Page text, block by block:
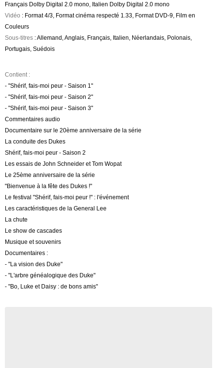
Français Dolby Digital 2.0 mono, Italien Dolby Digital 2.0 mono
Vidéo : Format 4/3, Format cinéma respecté 1.33, Format DVD-9, Film en
Couleurs
Sous-titres : Allemand, Anglais, Français, Italien, Néerlandais, Polonais,
Portugais, Suédois
Contient :
- "Shérif, fais-moi peur - Saison 1"
- "Shérif, fais-moi peur - Saison 2"
- "Shérif, fais-moi peur - Saison 3"
Commentaires audio
Documentaire sur le 20ème anniversaire de la série
La conduite des Dukes
Shérif, fais-moi peur - Saison 2
Les essais de John Schneider et Tom Wopat
Le 25ème anniversaire de la série
"Bienvenue à la fête des Dukes !"
Le festival "Shérif, fais-moi peur !" : l'événement
Les caractéristiques de la General Lee
La chute
Le show de cascades
Musique et souvenirs
Documentaires :
- "La vision des Duke"
- "L'arbre généalogique des Duke"
- "Bo, Luke et Daisy : de bons amis"